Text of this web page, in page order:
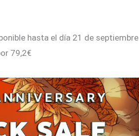
hasta el día 21 de septiembre
79,2€